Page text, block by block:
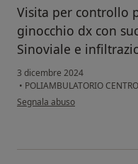
Visita per controllo
ginocchio dx con
Sinoviale e
3 dicembre 2024
• POLIAMBULATORIO
secondo l'opinione dell'utente
Segnala abuso